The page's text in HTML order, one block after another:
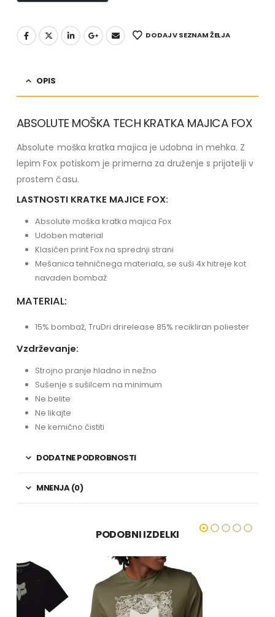
DODAJ V SEZNAM ŽELJA
OPIS
ABSOLUTE MOŠKA TECH KRATKA MAJICA FOX
Absolute moška kratka majica je udobna in mehka. Z
lepim Fox potiskom je primerna za druženje s prijatelji v
prostem času.
LASTNOSTI KRATKE MAJICE FOX:
Absolute moška kratka majica Fox
Udoben material
Klasičen print Fox na sprednji strani
Mešanica tehničnega materiala, se suši 4x hitreje kot
navaden bombaž
MATERIAL:
15% bombaž, TruDri drirelease 85% recikliran poliester
Vzdrževanje:
Strojno pranje hladno in nežno
Sušenje s sušilcem na minimum
Ne belite
Ne likajte
Ne kemično čistiti
DODATNE PODROBNOSTI
MNENJA (0)
PODOBNI IZDELKI